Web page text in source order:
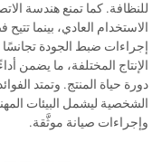
للنظافة. كما تمنع هندسة
الاستخدام العادي، بينما
إجراءات ضبط الجودة
الإنتاج المختلفة، ما يضمن
دورة حياة المنتج. وتمتد
الشخصية ليشمل البيئات
وإجراءات صيانة موثَّقة.